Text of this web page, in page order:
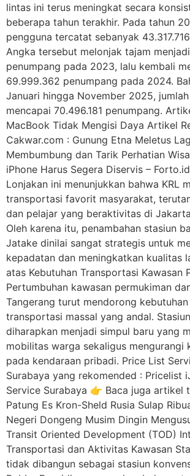
lintas ini terus meningkat secara
beberapa tahun terakhir. Pada tahun
pengguna tercatat sebanyak
Angka tersebut melonjak tajam
penumpang pada 2023, lalu kembali
69.999.362 penumpang pada 2024.
Januari hingga November 2025,
mencapai 70.496.181 penumpang.
MacBook Tidak Mengisi Daya Artikel
Cakwar.com : Gunung Etna Meletus
Membumbung dan Tarik Perhatian
iPhone Harus Segera Diservis –
Lonjakan ini menunjukkan bahwa KRL
transportasi favorit masyarakat,
dan pelajar yang beraktivitas di
Oleh karena itu, penambahan stasiun
Jatake dinilai sangat strategis untuk
kepadatan dan meningkatkan kualitas
atas Kebutuhan Transportasi Kawasan
Pertumbuhan kawasan permukiman
Tangerang turut mendorong
transportasi massal yang andal.
diharapkan menjadi simpul baru yang
mobilitas warga sekaligus mengurangi
pada kendaraan pribadi. Price List
Surabaya yang rekomended : Pricelist
Service Surabaya 👉 Baca juga artikel
Patung Es Kron-Sheld Rusia Sulap
Negeri Dongeng Musim Dingin
Transit Oriented Development (TOD)
Transportasi dan Aktivitas Kawasan
tidak dibangun sebagai stasiun